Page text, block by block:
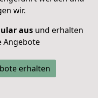
wir.
ausund erhalten
Angebote
erhalten